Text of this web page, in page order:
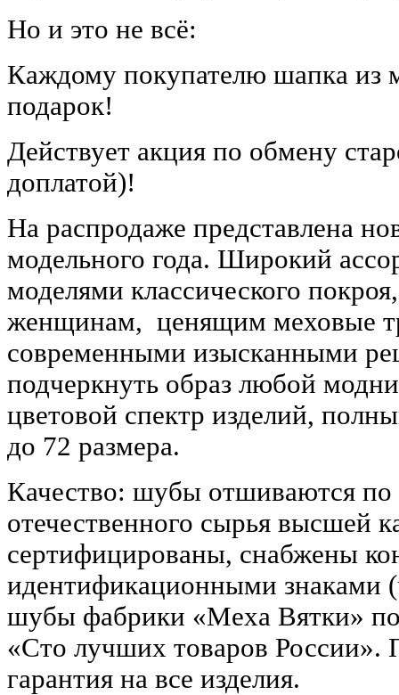
Но и это не всё:
Каждому покупателю шапка из
подарок!
Действует акция по обмену
доплатой)!
На распродаже представлена
модельного года. Широкий
моделями классического
женщинам, ценящим меховые
современными изысканными
подчеркнуть образ любой
цветовой спектр изделий,
до 72 размера.
Качество: шубы отшиваются
отечественного сырья высшей
сертифицированы, снабжены
идентификационными знаками
шубы фабрики «Меха Вятки»
«Сто лучших товаров России».
гарантия на все изделия.